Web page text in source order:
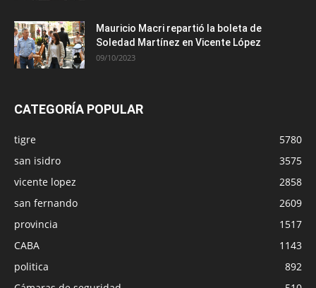
Mauricio Macri repartió la boleta de
Soledad Martínez en Vicente López
09/10/2023
CATEGORÍA POPULAR
tigre
5780
san isidro
3575
vicente lopez
2858
san fernando
2609
provincia
1517
CABA
1143
politica
892